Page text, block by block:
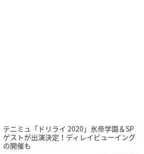
テニミュ「ドリライ 2020」氷帝学園＆SP
ゲストが出演決定！ディレイビューイング
の開催も